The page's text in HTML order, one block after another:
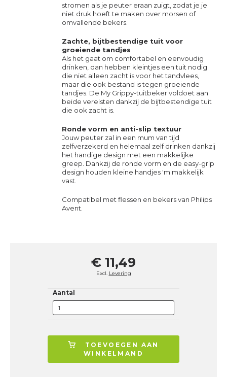
stromen als je peuter eraan zuigt, zodat je je
niet druk hoeft te maken over morsen of
omvallende bekers.
Zachte, bijtbestendige tuit voor
groeiende tandjes
Als het gaat om comfortabel en eenvoudig
drinken, dan hebben kleintjes een tuit nodig
die niet alleen zacht is voor het tandvlees,
maar die ook bestand is tegen groeiende
tandjes. De My Grippy-tuitbeker voldoet aan
beide vereisten dankzij de bijtbestendige tuit
die ook zacht is.
Ronde vorm en anti-slip textuur
Jouw peuter zal in een mum van tijd
zelfverzekerd en helemaal zelf drinken dankzij
het handige design met een makkelijke
greep. Dankzij de ronde vorm en de easy-grip
design houden kleine handjes 'm makkelijk
vast.
Compatibel met flessen en bekers van Philips
Avent.
€ 11,49
Excl. Levering
Aantal
TOEVOEGEN AAN
WINKELMAND